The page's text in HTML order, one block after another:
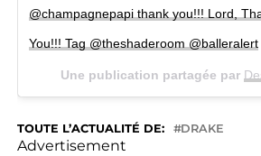
@champagnepapi thank you!!! Lord,
You!!! Tag @theshaderoom @balleralert
Une publication partagée par
TOUTE L’ACTUALITÉ DE: DRAKE
Advertisement